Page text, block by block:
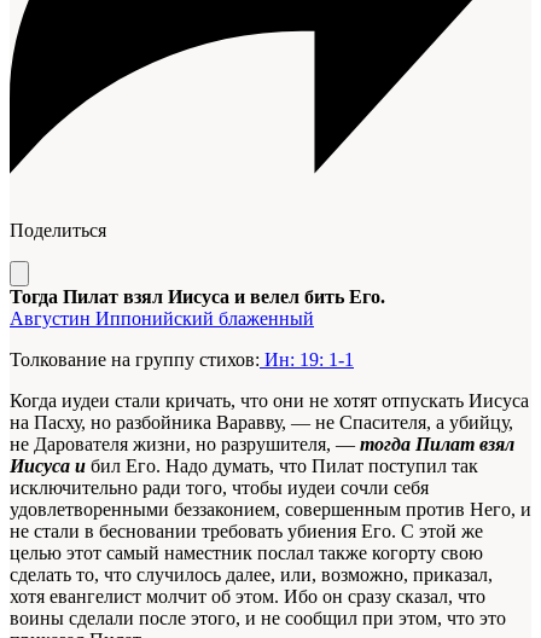
Поделиться
Тогда Пилат взял Иисуса и велел бить Его.
Августин Иппонийский блаженный
Толкование на группу стихов: Ин: 19: 1-1
Когда иудеи стали кричать, что они не хотят отпускать Иисуса
на Пасху, но разбойника Варавву, — не Спасителя, а убийцу,
не Дарователя жизни, но разрушителя, — тогда Пилат взял
Иисуса и бил Его. Надо думать, что Пилат поступил так
исключительно ради того, чтобы иудеи сочли себя
удовлетворенными беззаконием, совершенным против Него, и
не стали в бесновании требовать убиения Его. С этой же
целью этот самый наместник послал также когорту свою
сделать то, что случилось далее, или, возможно, приказал,
хотя евангелист молчит об этом. Ибо он сразу сказал, что
воины сделали после этого, и не сообщил при этом, что это